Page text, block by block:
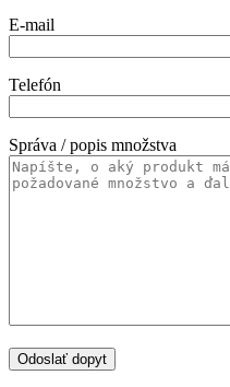
E-mail
Telefón
Správa / popis množstva